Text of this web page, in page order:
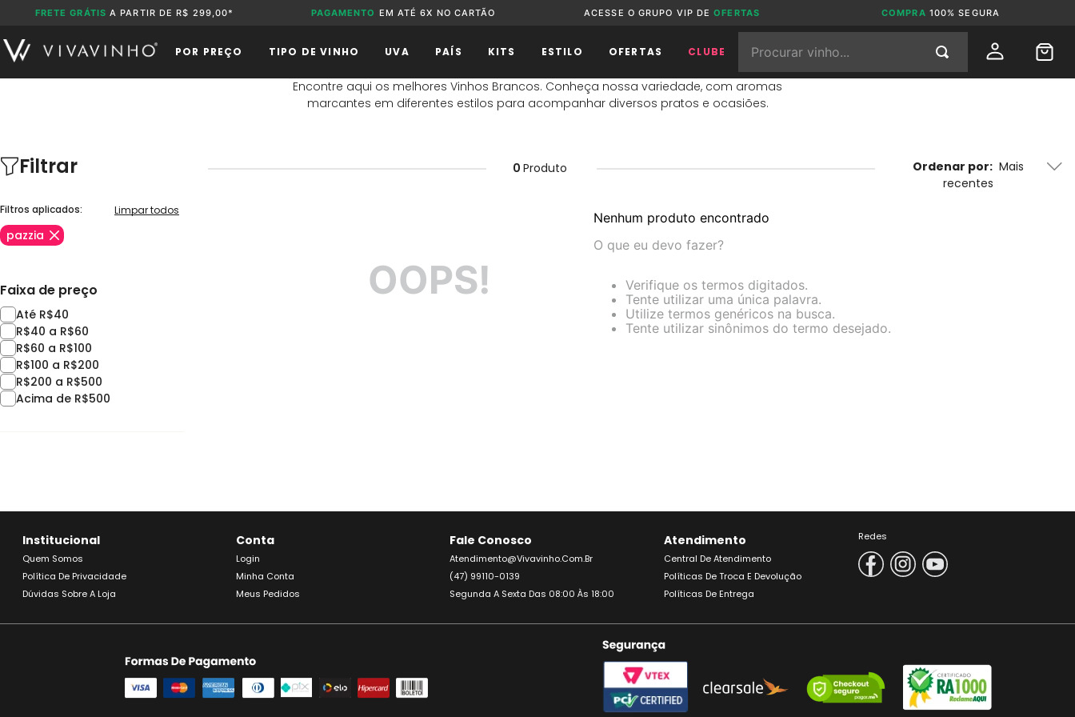
FRETE GRÁTIS A PARTIR DE R$ 299,00* PAGAMENTO EM ATÉ 6X NO CARTÃO ACESSE O GRUPO VIP DEOFERTAS COMPRA 100% SEGURA
POR PREÇO TIPO DE VINHO UVA PAÍS KITS ESTILO OFERTAS CLUBE
Encontre aqui os melhores Vinhos Brancos. Conheça nossa variedade, com aromas
marcantes em diferentes estilos para acompanhar diversos pratos e ocasiões.
Filtrar
Filtros aplicados: Limpar todos
pazzia
Faixa de preço
Até R$40
R$40 a R$60
R$60 a R$100
R$100 a R$200
R$200 a R$500
Acima de R$500
0Produto Ordenar por
Mais
recentes
OOPS!
Nenhum produto encontrado
O que eu devo fazer?
Verifique os termos digitados.
Tente utilizar uma única palavra.
Utilize termos genéricos na busca.
Tente utilizar sinônimos do termo desejado.
Institucional
Quem Somos
Política De Privacidade
Dúvidas Sobre A Loja
Conta
Login
Minha Conta
Meus Pedidos
Fale Conosco
Atendimento@vivavinho.com.br
(47) 99110-0139
Segunda A Sexta Das 08:00 Às 18:00
Atendimento
Central De Atendimento
Políticas De Troca E Devolução
Políticas De Entrega
Redes